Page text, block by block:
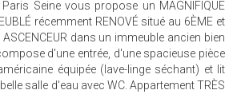
Paris Seine vous propose un MAGNIFIQUE
récemment RENOVÉ situé au 6ÈME et
ASCENCEUR dans un immeuble ancien bien
d'une entrée, d'une spacieuse pièce
équipée (lave-linge séchant) et lit
salle d'eau avec WC. Appartement TRÈS